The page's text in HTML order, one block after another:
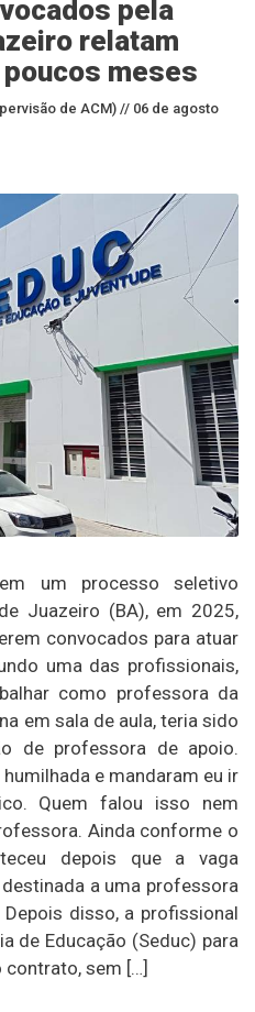
pela
relatam
meses
de ACM) // 06 de agosto
um processo seletivo
Juazeiro (BA), em 2025,
convocados para atuar
uma das profissionais,
como professora da
em sala de aula, teria sido
de professora de apoio.
e mandaram eu ir
Quem falou isso nem
Ainda conforme o
depois que a vaga
a uma professora
disso, a profissional
de Educação (Seduc) para
sem […]